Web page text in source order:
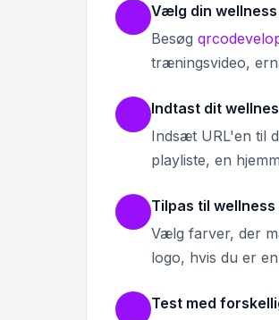
Vælg din
Besøg
træningsvideo,
Indtast dit
Indsæt URL'en til
playliste, en
Tilpas til
Vælg farver, der
logo, hvis du er
Test med